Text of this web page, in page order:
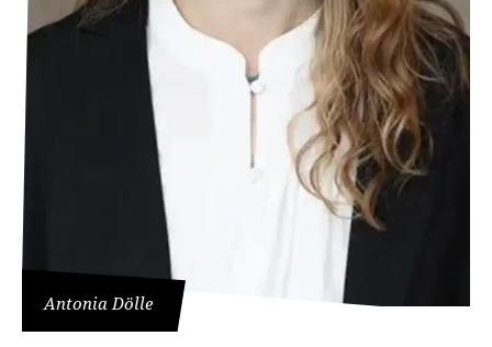
Antonia Dölle